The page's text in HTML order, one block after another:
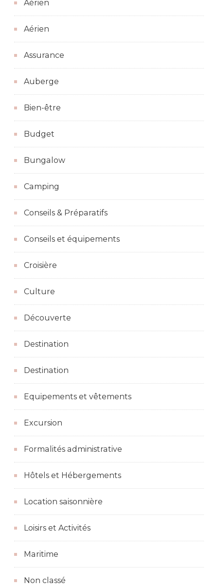
Aérien
Aérien
Assurance
Auberge
Bien-être
Budget
Bungalow
Camping
Conseils & Préparatifs
Conseils et équipements
Croisière
Culture
Découverte
Destination
Destination
Equipements et vêtements
Excursion
Formalités administrative
Hôtels et Hébergements
Location saisonnière
Loisirs et Activités
Maritime
Non classé